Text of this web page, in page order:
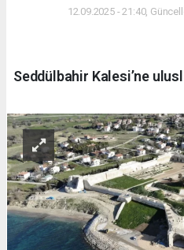
12.09.2025 - 21:40,
Seddülbahir Kalesi’ne